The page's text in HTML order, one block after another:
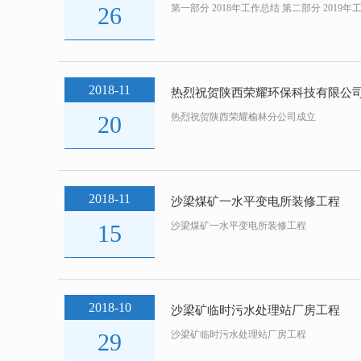
26 第一部分 2018年工作总结 第二部分 2019年
2018-11
20
热烈祝贺陕西荣耀环保科技有限公
热烈祝贺陕西荣耀榆林分公司成立
2018-11
15
沙梁煤矿一水平变电所装修工程
沙梁煤矿一水平变电所装修工程
2018-10
29
沙梁矿临时污水处理站厂房工程
沙梁矿临时污水处理站厂房工程